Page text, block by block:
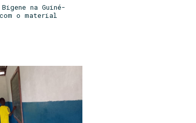
na Guiné-
o material